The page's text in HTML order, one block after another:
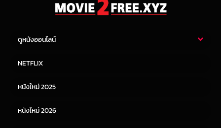
ดูหนังออนไลน์
หนังจีน
NETFLIX
หนังใหม่ 2025
หนังใหม่ 2026